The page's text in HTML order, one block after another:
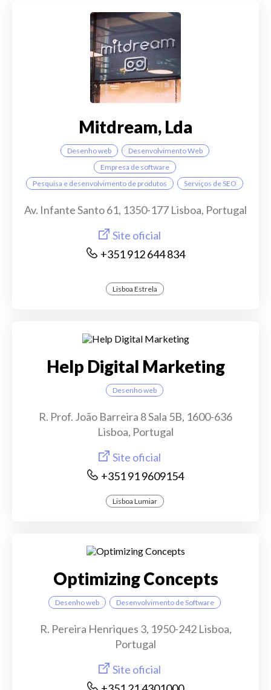
Mitdream, Lda
Desenho web
Desenvolvimento Web
Empresa de software
Pesquisa e desenvolvimento de produtos
Serviços de SEO
Av. Infante Santo 61, 1350-177 Lisboa, Portugal
Site oficial
+351 912 644 834
Lisboa Estrela
Help Digital Marketing
Desenho web
R. Prof. João Barreira 8 Sala 5B, 1600-636
Lisboa, Portugal
Site oficial
+351 91 9609154
Lisboa Lumiar
Optimizing Concepts
Desenho web Desenvolvimento de Software
R. Pereira Henriques 3, 1950-242 Lisboa,
Portugal
Site oficial